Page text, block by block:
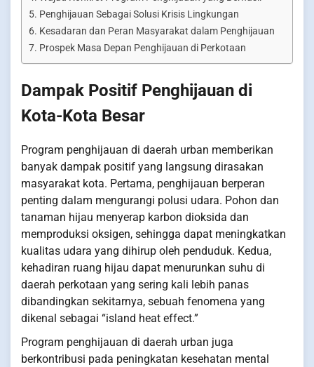
Penghijauan Sebagai Solusi Krisis Lingkungan
Kesadaran dan Peran Masyarakat dalam Penghijauan
Prospek Masa Depan Penghijauan di Perkotaan
Dampak Positif Penghijauan di
Kota-Kota Besar
Program penghijauan di daerah urban memberikan
banyak dampak positif yang langsung dirasakan
masyarakat kota. Pertama, penghijauan berperan
penting dalam mengurangi polusi udara. Pohon dan
tanaman hijau menyerap karbon dioksida dan
memproduksi oksigen, sehingga dapat meningkatkan
kualitas udara yang dihirup oleh penduduk. Kedua,
kehadiran ruang hijau dapat menurunkan suhu di
daerah perkotaan yang sering kali lebih panas
dibandingkan sekitarnya, sebuah fenomena yang
dikenal sebagai “island heat effect.”
Program penghijauan di daerah urban juga
berkontribusi pada peningkatan kesehatan mental